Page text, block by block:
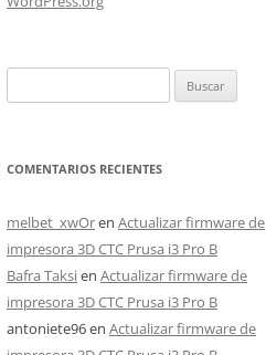
COMENTARIOS RECIENTES
melbet_xwOren Actualizar firmware de
impresora 3D CTC Prusa i3 Pro B
Bafra Taksien Actualizar firmware de
impresora 3D CTC Prusa i3 Pro B
antoniete96en Actualizar firmware de